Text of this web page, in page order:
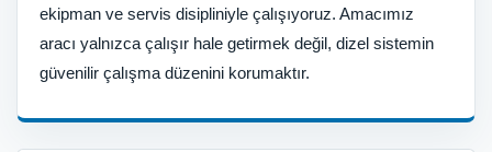
ekipman ve servis disipliniyle çalışıyoruz. Amacımız
aracı yalnızca çalışır hale getirmek değil, dizel sistemin
güvenilir çalışma düzenini korumaktır.